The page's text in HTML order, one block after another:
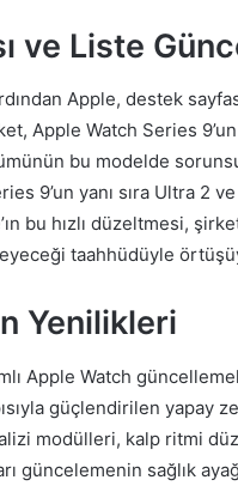
ve Liste
Apple, destek
Apple Watch Series
bu modelde
9’un yanı sıra Ultra 2
bu hızlı düzeltmesi,
taahhüdüyle
Yenilikleri
Apple Watch
güçlendirilen yapay
modülleri, kalp ritmi
güncelemenin sağlık